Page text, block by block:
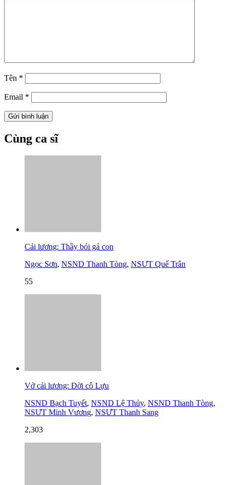
Tên *
Email *
Cùng ca sĩ
Cải lương: Thầy bói gả con
Ngọc Sơn, NSND Thanh Tòng, NSƯT Quế Trân
55
Vở cải lương: Đời cô Lựu
NSND Bạch Tuyết, NSND Lệ Thủy, NSND Thanh Tòng,
NSƯT Minh Vương, NSƯT Thanh Sang
2,303